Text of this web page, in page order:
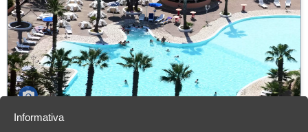
Informativa